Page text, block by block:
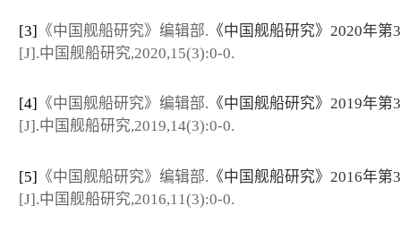
[3] 《中国舰船研究》编辑部. 《中国舰船研究》2020年第
[J].中国舰船研究,2020,15(3):0-0.
[4] 《中国舰船研究》编辑部. 《中国舰船研究》2019年第
[J].中国舰船研究,2019,14(3):0-0.
[5] 《中国舰船研究》编辑部. 《中国舰船研究》2016年第
[J].中国舰船研究,2016,11(3):0-0.